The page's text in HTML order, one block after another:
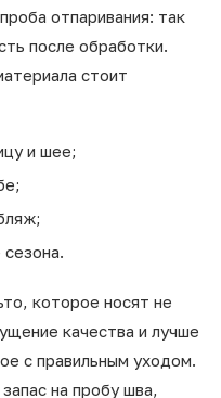
отпаривания: так
после обработки.
стоит
и шее;
сезона.
которое носят не
качества и лучше
с правильным уходом.
на пробу шва,